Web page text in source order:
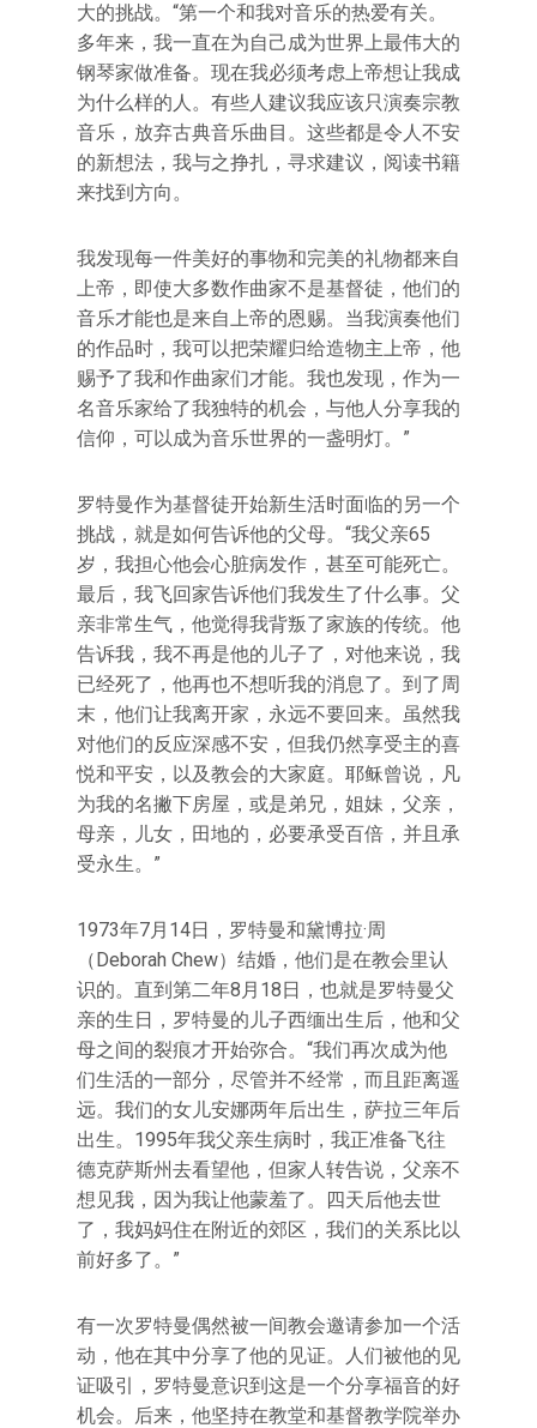
大的挑战。“第一个和我对音乐的热爱有关。
多年来，我一直在为自己成为世界上最伟大的
钢琴家做准备。现在我必须考虑上帝想让我成
为什么样的人。有些人建议我应该只演奏宗教
音乐，放弃古典音乐曲目。这些都是令人不安
的新想法，我与之挣扎，寻求建议，阅读书籍
来找到方向。
我发现每一件美好的事物和完美的礼物都来自
上帝，即使大多数作曲家不是基督徒，他们的
音乐才能也是来自上帝的恩赐。当我演奏他们
的作品时，我可以把荣耀归给造物主上帝，他
赐予了我和作曲家们才能。我也发现，作为一
名音乐家给了我独特的机会，与他人分享我的
信仰，可以成为音乐世界的一盏明灯。”
罗特曼作为基督徒开始新生活时面临的另一个
挑战，就是如何告诉他的父母。“我父亲65
岁，我担心他会心脏病发作，甚至可能死亡。
最后，我飞回家告诉他们我发生了什么事。父
亲非常生气，他觉得我背叛了家族的传统。他
告诉我，我不再是他的儿子了，对他来说，我
已经死了，他再也不想听我的消息了。到了周
末，他们让我离开家，永远不要回来。虽然我
对他们的反应深感不安，但我仍然享受主的喜
悦和平安，以及教会的大家庭。耶稣曾说，凡
为我的名撇下房屋，或是弟兄，姐妹，父亲，
母亲，儿女，田地的，必要承受百倍，并且承
受永生。”
1973年7月14日，罗特曼和黛博拉·周
（Deborah Chew）结婚，他们是在教会里认
识的。直到第二年8月18日，也就是罗特曼父
亲的生日，罗特曼的儿子西缅出生后，他和父
母之间的裂痕才开始弥合。“我们再次成为他
们生活的一部分，尽管并不经常，而且距离遥
远。我们的女儿安娜两年后出生，萨拉三年后
出生。1995年我父亲生病时，我正准备飞往
德克萨斯州去看望他，但家人转告说，父亲不
想见我，因为我让他蒙羞了。四天后他去世
了，我妈妈住在附近的郊区，我们的关系比以
前好多了。”
有一次罗特曼偶然被一间教会邀请参加一个活
动，他在其中分享了他的见证。人们被他的见
证吸引，罗特曼意识到这是一个分享福音的好
机会。后来，他坚持在教堂和基督教学院举办